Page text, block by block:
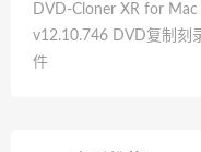
DVD-Cloner XR for Mac
v12.10.746 DVD复制刻
件